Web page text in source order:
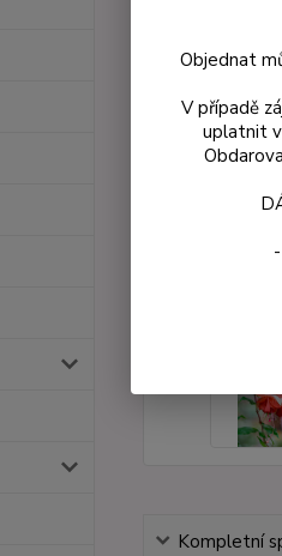
Kompletní
Objednat
V případě
uplatnit v